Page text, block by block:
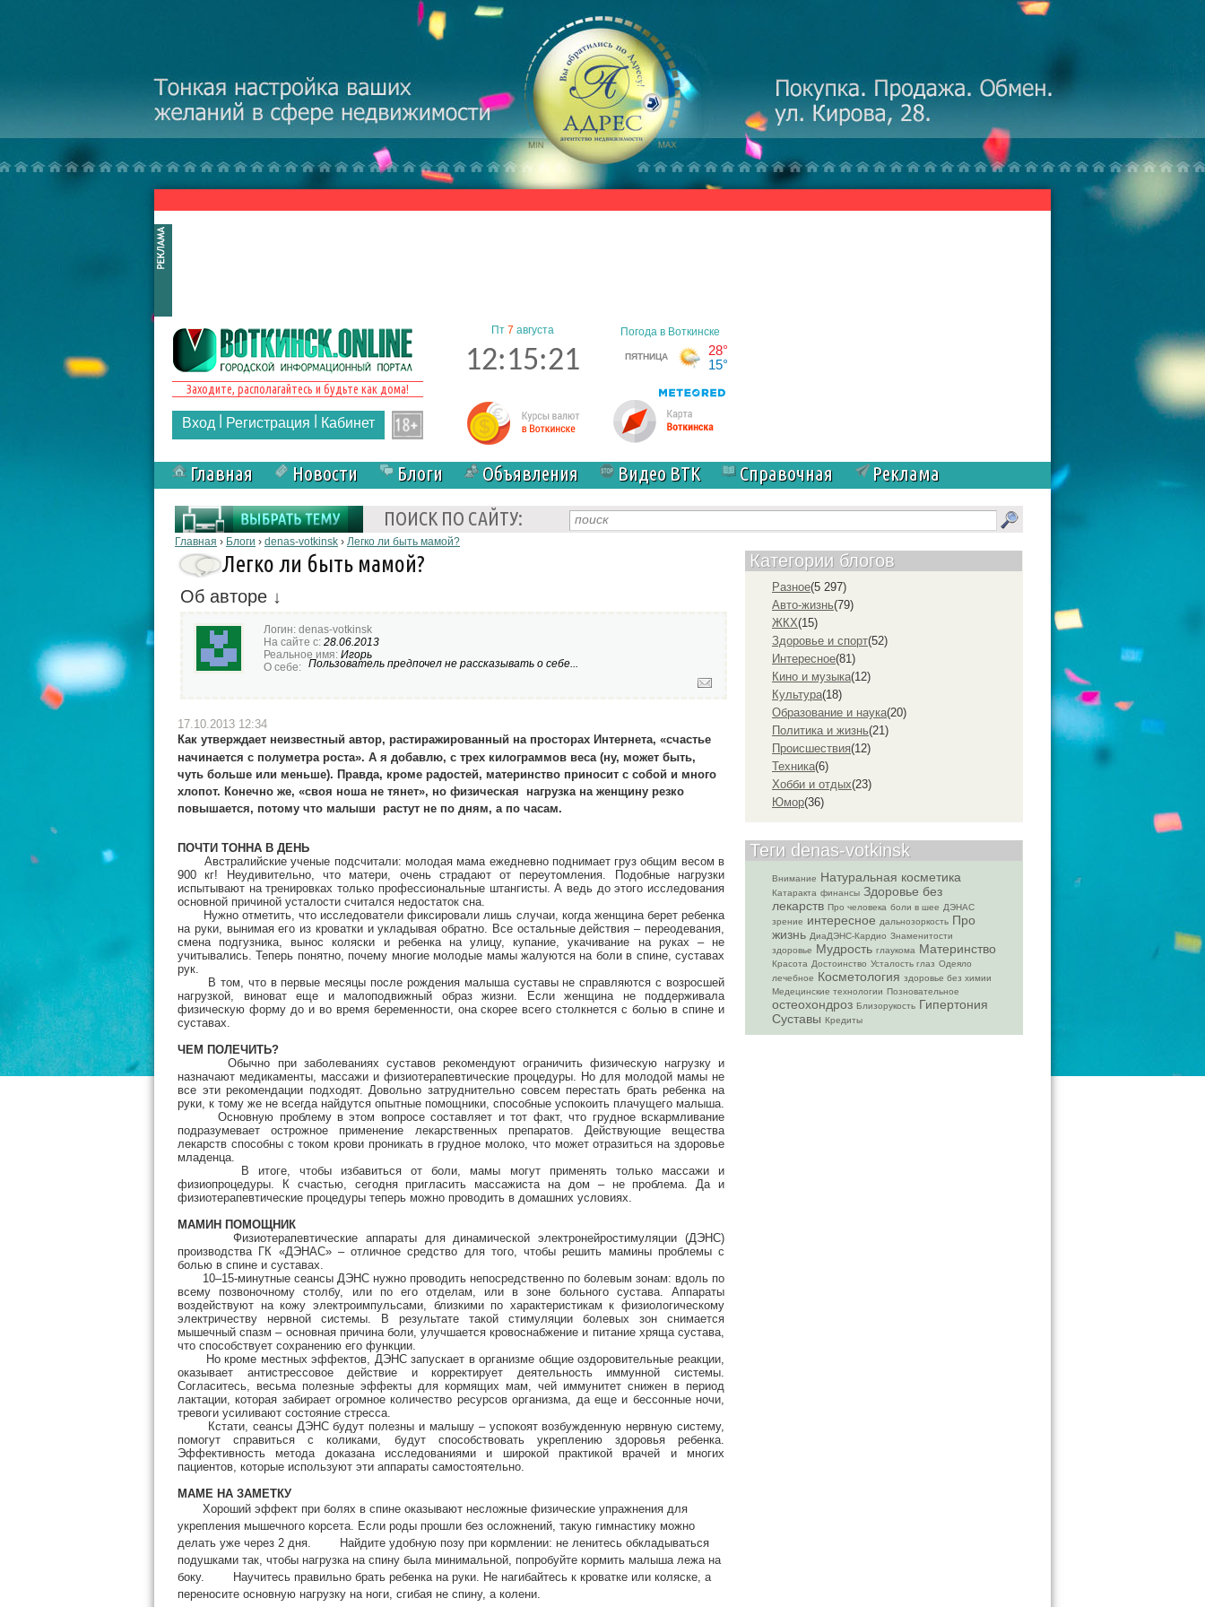
Заходите, располагайтесь и будьте как дома!
Вход Регистрация Кабинет
Пт 7 августа
12:15:22
Главная Новости Блоги Объявления Видео ВТК Справочная
Реклама
ПОИСК ПО САЙТУ:
Форма поиска
Вы здесь
Главная › Блоги › denas-votkinsk › Легко ли быть мамой?
Легко ли быть мамой?
Об авторе ↓
Логин: denas-votkinsk
На сайте с: 28.06.2013
Реальное имя: Игорь
О себе: Пользователь предпочел не рассказывать о себе...
17.10.2013 12:34
Как утверждает неизвестный автор, растиражированный на просторах Интернета, «счастье
начинается с полуметра роста». А я добавлю, с трех килограммов веса (ну, может быть,
чуть больше или меньше). Правда, кроме радостей, материнство приносит с собой и много
хлопот. Конечно же, «своя ноша не тянет», но физическая нагрузка на женщину резко
повышается, потому что малыши растут не по дням, а по часам.
ПОЧТИ ТОННА В ДЕНЬ
Австралийские ученые подсчитали: молодая мама ежедневно поднимает груз общим весом в
900 кг! Неудивительно, что матери, очень страдают от переутомления. Подобные нагрузки
испытывают на тренировках только профессиональные штангисты. А ведь до этого исследования
основной причиной усталости считался недостаток сна.
Нужно отметить, что исследователи фиксировали лишь случаи, когда женщина берет ребенка
на руки, вынимая его из кроватки и укладывая обратно. Все остальные действия – переодевания,
смена подгузника, вынос коляски и ребенка на улицу, купание, укачивание на руках – не
учитывались. Теперь понятно, почему многие молодые мамы жалуются на боли в спине, суставах
рук.
В том, что в первые месяцы после рождения малыша суставы не справляются с возросшей
нагрузкой, виноват еще и малоподвижный образ жизни. Если женщина не поддерживала
физическую форму до и во время беременности, она скорее всего столкнется с болью в спине и
суставах.
ЧЕМ ПОЛЕЧИТЬ?
Обычно при заболеваниях суставов рекомендуют ограничить физическую нагрузку и
назначают медикаменты, массажи и физиотерапевтические процедуры. Но для молодой мамы не
все эти рекомендации подходят. Довольно затруднительно совсем перестать брать ребенка на
руки, к тому же не всегда найдутся опытные помощники, способные успокоить плачущего малыша.
Основную проблему в этом вопросе составляет и тот факт, что грудное вскармливание
подразумевает острожное применение лекарственных препаратов. Действующие вещества
лекарств способны с током крови проникать в грудное молоко, что может отразиться на здоровье
младенца.
В итоге, чтобы избавиться от боли, мамы могут применять только массажи и
физиопроцедуры. К счастью, сегодня пригласить массажиста на дом – не проблема. Да и
физиотерапевтические процедуры теперь можно проводить в домашних условиях.
МАМИН ПОМОЩНИК
Физиотерапевтические аппараты для динамической электронейростимуляции (ДЭНС)
производства ГК «ДЭНАС» – отличное средство для того, чтобы решить мамины проблемы с
болью в спине и суставах.
10–15-минутные сеансы ДЭНС нужно проводить непосредственно по болевым зонам: вдоль по
всему позвоночному столбу, или по его отделам, или в зоне больного сустава. Аппараты
воздействуют на кожу электроимпульсами, близкими по характеристикам к физиологическому
электричеству нервной системы. В результате такой стимуляции болевых зон снимается
мышечный спазм – основная причина боли, улучшается кровоснабжение и питание хряща сустава,
что способствует сохранению его функции.
Но кроме местных эффектов, ДЭНС запускает в организме общие оздоровительные реакции,
оказывает антистрессовое действие и корректирует деятельность иммунной системы.
Согласитесь, весьма полезные эффекты для кормящих мам, чей иммунитет снижен в период
лактации, которая забирает огромное количество ресурсов организма, да еще и бессонные ночи,
тревоги усиливают состояние стресса.
Кстати, сеансы ДЭНС будут полезны и малышу – успокоят возбужденную нервную систему,
помогут справиться с коликами, будут способствовать укреплению здоровья ребенка.
Эффективность метода доказана исследованиями и широкой практикой врачей и многих
пациентов, которые используют эти аппараты самостоятельно.
МАМЕ НА ЗАМЕТКУ
Хороший эффект при болях в спине оказывают несложные физические упражнения для
укрепления мышечного корсета. Если роды прошли без осложнений, такую гимнастику можно
делать уже через 2 дня. Найдите удобную позу при кормлении: не ленитесь обкладываться
подушками так, чтобы нагрузка на спину была минимальной, попробуйте кормить малыша лежа на
боку. Научитесь правильно брать ребенка на руки. Не нагибайтесь к кроватке или коляске, а
переносите основную нагрузку на ноги, сгибая не спину, а колени.
Категории блогов
Разное(5 297)
Авто-жизнь(79)
ЖКХ(15)
Здоровье и спорт(52)
Интересное(81)
Кино и музыка(12)
Культура(18)
Образование и наука(20)
Политика и жизнь(21)
Проиcшествия(12)
Техника(6)
Хобби и отдых(23)
Юмор(36)
Теги denas-votkinsk
Внимание Натуральная косметика
Катаракта финансы Здоровье без
лекарств Про человека боли в шее ДЭНАС
зрение интересное дальнозоркость Про
жизнь ДиаДЭНС-Кардио Знаменитости
здоровье Мудрость глаукома Материнство
Красота Достоинство Усталость глаз Одеяло
лечебное Косметология здоровье без химии
Медецинские технологии Позновательное
остеохондроз Близорукость Гипертония
Суставы Кредиты